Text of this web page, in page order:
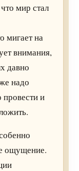
мир стал
мигает на
внимания,
давно
надо
провести и
ощущение.